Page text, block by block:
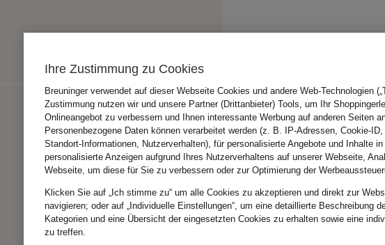
Ihre Zustimmung zu Cookies
Breuninger verwendet auf dieser Webseite Cookies und andere Web-Technologien
Zustimmung nutzen wir und unsere Partner (Drittanbieter) Tools, um Ihr
Onlineangebot zu verbessern und Ihnen interessante Werbung auf anderen Seiten
Personenbezogene Daten können verarbeitet werden (z. B. IP-Adressen, Cookie-ID,
Standort-Informationen, Nutzerverhalten), für personalisierte Angebote und Inhalte
personalisierte Anzeigen aufgrund Ihres Nutzerverhaltens auf unserer Webseite,
Webseite, um diese für Sie zu verbessern oder zur Optimierung der
Klicken Sie auf „Ich stimme zu“ um alle Cookies zu akzeptieren und direkt zur
navigieren; oder auf „Individuelle Einstellungen“, um eine detaillierte Beschreibung
Kategorien und eine Übersicht der eingesetzten Cookies zu erhalten sowie eine
zu treffen.